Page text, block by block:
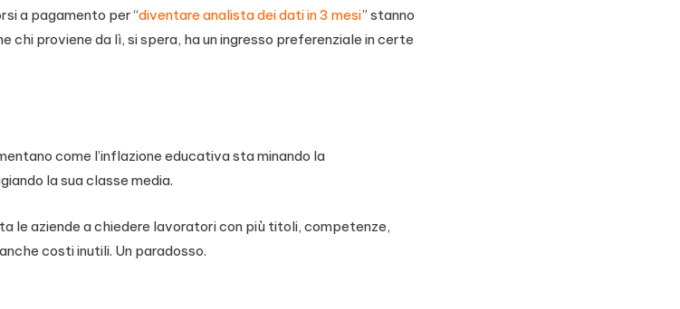
a pagamento per “diventare analista dei dati in 3 mesi” stanno
chi proviene da lì, si spera, ha un ingresso preferenziale in certe
come l’inflazione educativa sta minando la
la sua classe media.
le aziende a chiedere lavoratori con più titoli, competenze,
costi inutili. Un paradosso.